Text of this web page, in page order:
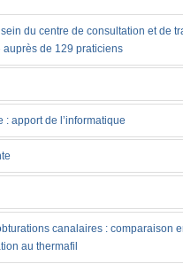
du centre de consultation et de
de 129 praticiens
apport de l’informatique
canalaires : comparaison
au thermafil